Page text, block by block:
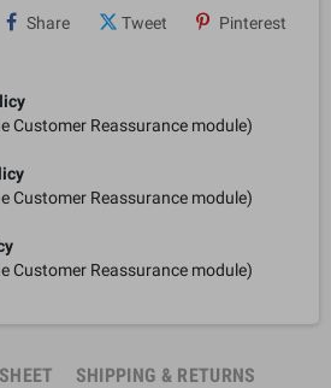
Share Tweet Pinterest
Customer Reassurance module)
Customer Reassurance module)
Customer Reassurance module)
SHIPPING & RETURNS